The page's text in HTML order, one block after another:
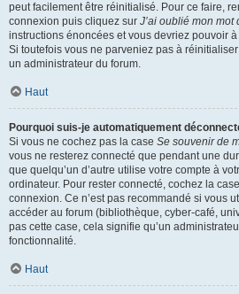
peut facilement être réinitialisé. Pour ce faire,
connexion puis cliquez sur J’ai oublié mon mot
instructions énoncées et vous devriez pouvoir
Si toutefois vous ne parveniez pas à
un administrateur du forum.
Haut
Pourquoi suis-je automatiquement
Si vous ne cochez pas la case Se souvenir de
vous ne resterez connecté que pendant une
que quelqu’un d’autre utilise votre compte à
ordinateur. Pour rester connecté, cochez la case
connexion. Ce n’est pas recommandé si vous
accéder au forum (bibliothèque, cyber-café,
pas cette case, cela signifie qu’un
fonctionnalité.
Haut